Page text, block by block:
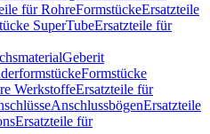
für RohreFormstückeErsatzteile
SuperTubeErsatzteile für
Geberit
Formstücke
WerkstoffeErsatzteile für
AnschlussbögenErsatzteile
Ersatzteile für